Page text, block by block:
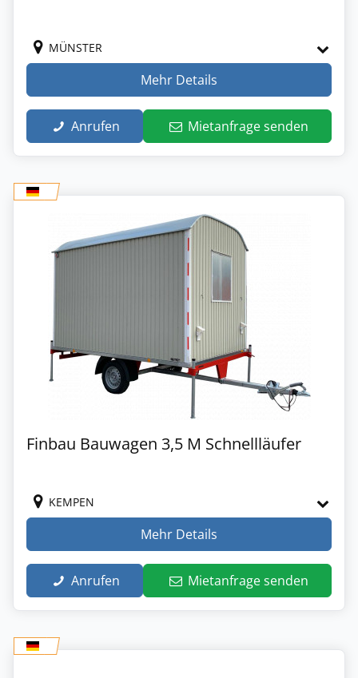
MÜNSTER
Mehr Details
Anrufen Mietanfrage senden
Finbau Bauwagen 3,5 M Schnellläufer
KEMPEN
Mehr Details
Anrufen Mietanfrage senden